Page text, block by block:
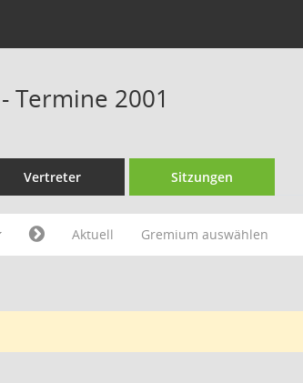
Termine 2001
Vertreter Sitzungen
Aktuell Gremium auswählen